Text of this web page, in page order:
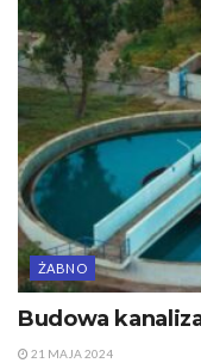
ŻABNO
Budowa
21 MAJA 2024